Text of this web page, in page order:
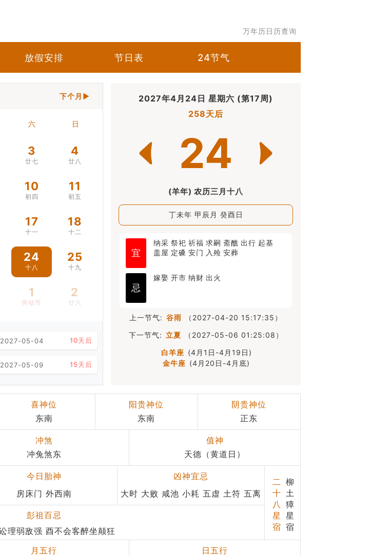
万年历日历查询
放假安排 节日表 24节气
下个月▶
六 日
3
廿七
4
廿八
10
初四
11
初五
17
十一
18
十二
24
十八
25
十九
1
劳动节
2
廿六
2027-05-04 10天后
2027-05-09 15天后
2027年4月24日 星期六 (第17周)
258天后
24
(羊年) 农历三月十八
丁未年 甲辰月 癸酉日
宜
纳采 祭祀 祈福 求嗣 斋醮 出行 起基
盖屋 定磉 安门 入殓 安葬
忌
嫁娶 开市 纳财 出火
上一节气: 谷雨
（2027-04-20 15:17:35）
下一节气: 立夏
（2027-05-06 01:25:08）
白羊座 (4月1日-4月19日)
金牛座 (4月20日-4月底)
喜神位
东南
阳贵神位
东南
阴贵神位
正东
冲煞
冲兔煞东
值神
天德（黄道日）
今日胎神
房床门 外西南
凶神宜忌
大时 大败 咸池 小耗 五虚 土符 五离
彭祖百忌
癸不词讼理弱敌强 酉不会客醉坐颠狂
二
十
八
星
宿
柳
土
獐
星
宿
月五行
日五行